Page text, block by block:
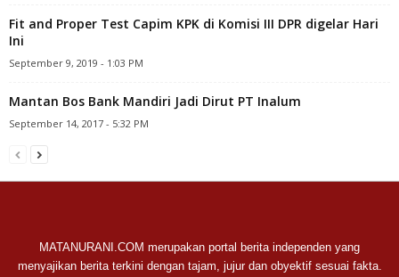
Fit and Proper Test Capim KPK di Komisi III DPR digelar Hari
Ini
September 9, 2019 - 1:03 PM
Mantan Bos Bank Mandiri Jadi Dirut PT Inalum
September 14, 2017 - 5:32 PM
MATANURANI.COM merupakan portal berita independen yang
menyajikan berita terkini dengan tajam, jujur dan obyektif sesuai fakta.